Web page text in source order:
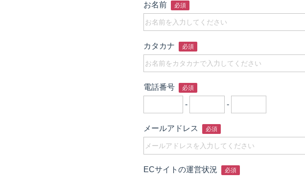
お名前 必須
カタカナ 必須
電話番号 必須
- -
メールアドレス 必須
ECサイトの運営状況 必須